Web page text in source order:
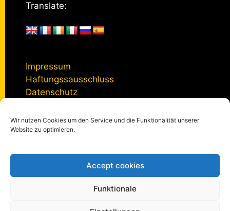
Wir nutzen Cookies um den Service und die Funktionalität unserer
Website zu optimieren.
Accept cookies
Funktionale
Translate:
Impressum
Haftungssausschluss
Datenschutz
Kontakt
kulturmanagement-online.de
Datenschutzerklärung|Privatsphäre-Einstellungen